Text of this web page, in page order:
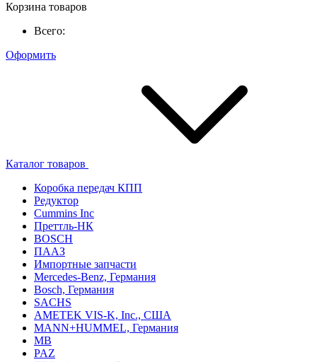
Корзина товаров
Всего:
Оформить
Каталог товаров
Коробка передач КПП
Редуктор
Cummins Inc
Преттль-НК
BOSCH
ПААЗ
Импортные запчасти
Mercedes-Benz, Германия
Bosch, Германия
SACHS
AMETEK VIS-K, Inc., США
MANN+HUMMEL, Германия
MB
PAZ